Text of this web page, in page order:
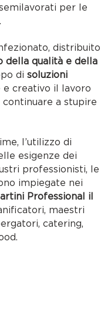
per le
distribuito
della qualità e della
disoluzioni
creativo il lavoro
a stupire
l’utilizzo di
esigenze dei
professionisti, le
impiegate nei
Professional il
maestri
catering,